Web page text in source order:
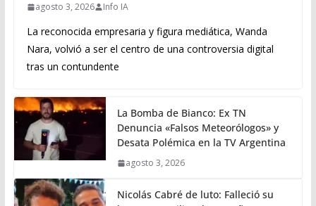
agosto 3, 2026 Info IA
La reconocida empresaria y figura mediática, Wanda
Nara, volvió a ser el centro de una controversia digital
tras un contundente
La Bomba de Bianco: Ex TN
Denuncia «Falsos Meteorólogos» y
Desata Polémica en la TV Argentina
agosto 3, 2026
Nicolás Cabré de luto: Falleció su